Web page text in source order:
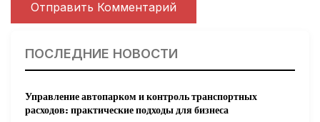
ПОСЛЕДНИЕ НОВОСТИ
Управление автопарком и контроль транспортных
расходов: практические подходы для бизнеса